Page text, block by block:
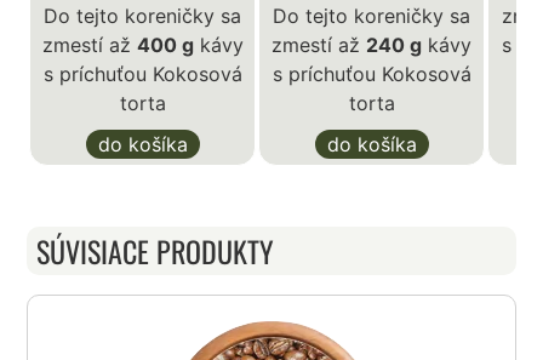
Do tejto koreničky sa
zmestí až 400 gkávy
s príchuťou Kokosová
torta
do košíka
Do tejto koreničky sa
zmestí až 240 g kávy
s príchuťou Kokosová
torta
do košíka
s
SÚVISIACE PRODUKTY